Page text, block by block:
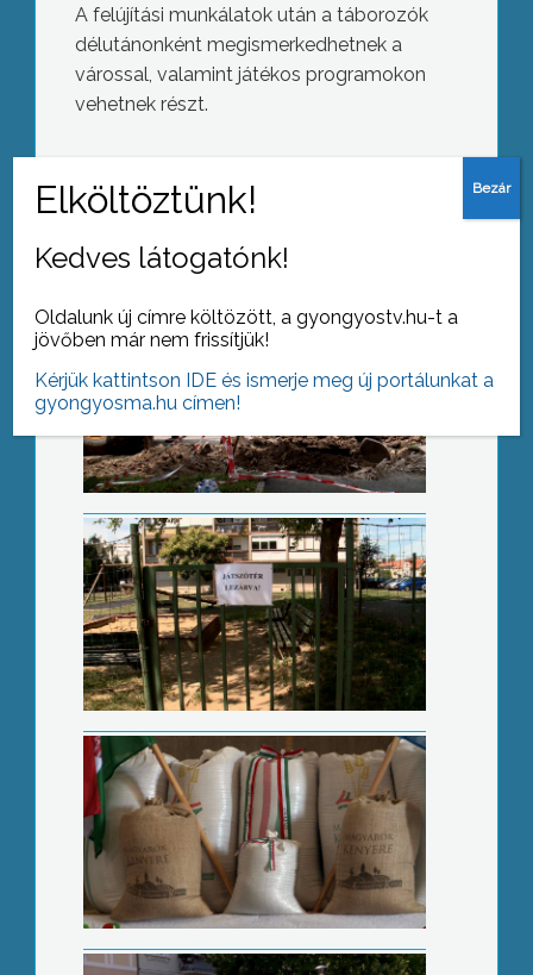
A felújítási munkálatok után a táborozók
délutánonként megismerkedhetnek a
várossal, valamint játékos programokon
vehetnek részt.
AZ AKTUÁLIS NAPI HÍREI
Távhő korszerűsítés
Lezárták
Lesz Magyarok kenyere
Új helyszín
Kedves látogatónk!
Oldalunk új címre költözött, a gyongyostv.hu-t a
jövőben már nem frissítjük!
Kérjük kattintson IDE és ismerje meg új portálunkat a
gyongyosma.hu címen!